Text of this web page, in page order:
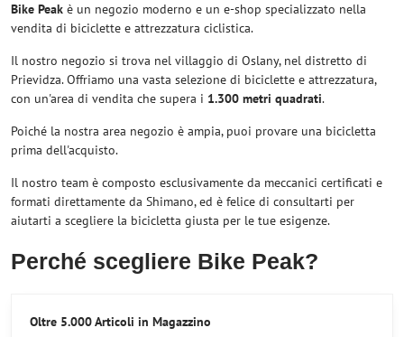
Bike Peak è un negozio moderno e un e-shop specializzato nella
vendita di biciclette e attrezzatura ciclistica.
Il nostro negozio si trova nel villaggio di Oslany, nel distretto di
Prievidza. Offriamo una vasta selezione di biciclette e attrezzatura,
con un'area di vendita che supera i 1.300 metri quadrati.
Poiché la nostra area negozio è ampia, puoi provare una bicicletta
prima dell'acquisto.
Il nostro team è composto esclusivamente da meccanici certificati e
formati direttamente da Shimano, ed è felice di consultarti per
aiutarti a scegliere la bicicletta giusta per le tue esigenze.
Perché scegliere Bike Peak?
Oltre 5.000 Articoli in Magazzino